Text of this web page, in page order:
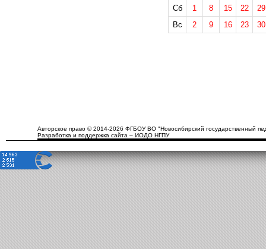
Сб
1 8 15 22
29
Вс
2 9 16 23 30
Авторское право © 2014-2026 ФГБОУ ВО "Новосибирский государственный
Разработка и поддержка сайта – ИОДО НГПУ